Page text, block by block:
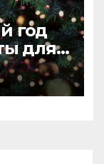
год
для